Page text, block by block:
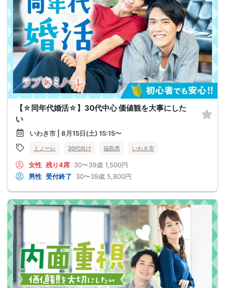
【☆同年代婚活☆】30代中心 価値観を大事にした
い
いわき市 | 8月15日(土) 15:15〜
ミノーレ 30代向け 福島県 いわき市
女性 残り4席 30〜39歳 1,500円
男性 受付終了 30〜39歳 5,800円